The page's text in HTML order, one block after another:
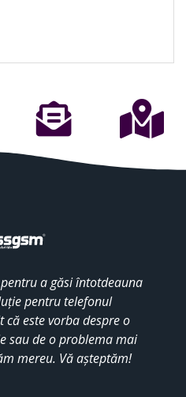
a găsi întotdeauna
pentru telefonul
că este vorba despre o
sau de o problema mai
mereu. Vă așteptăm!